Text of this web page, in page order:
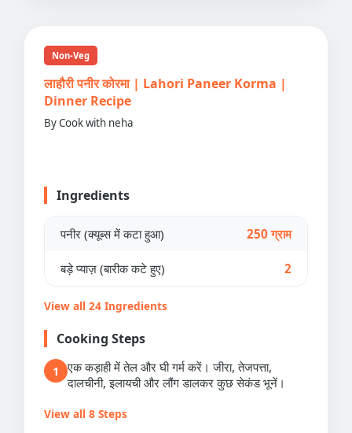
Non-Veg
लाहौरी पनीर कोरमा | Lahori Paneer Korma |
Dinner Recipe
By Cook with neha
Ingredients
पनीर (क्यूब्स में कटा हुआ) 250 ग्राम
बड़े प्याज़ (बारीक कटे हुए) 2
View all 24 Ingredients
Cooking Steps
1
एक कड़ाही में तेल और घी गर्म करें। जीरा, तेजपत्ता,
दालचीनी, इलायची और लौंग डालकर कुछ सेकंड भूनें।
View all 8 Steps